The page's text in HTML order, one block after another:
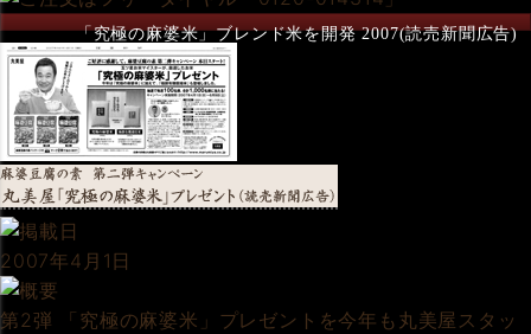
「究極の麻婆米」ブレンド米を開発 2007(読売新聞広告)
2007年4月1日
第2弾 「究極の麻婆米」プレゼントを今年も丸美屋スタッ